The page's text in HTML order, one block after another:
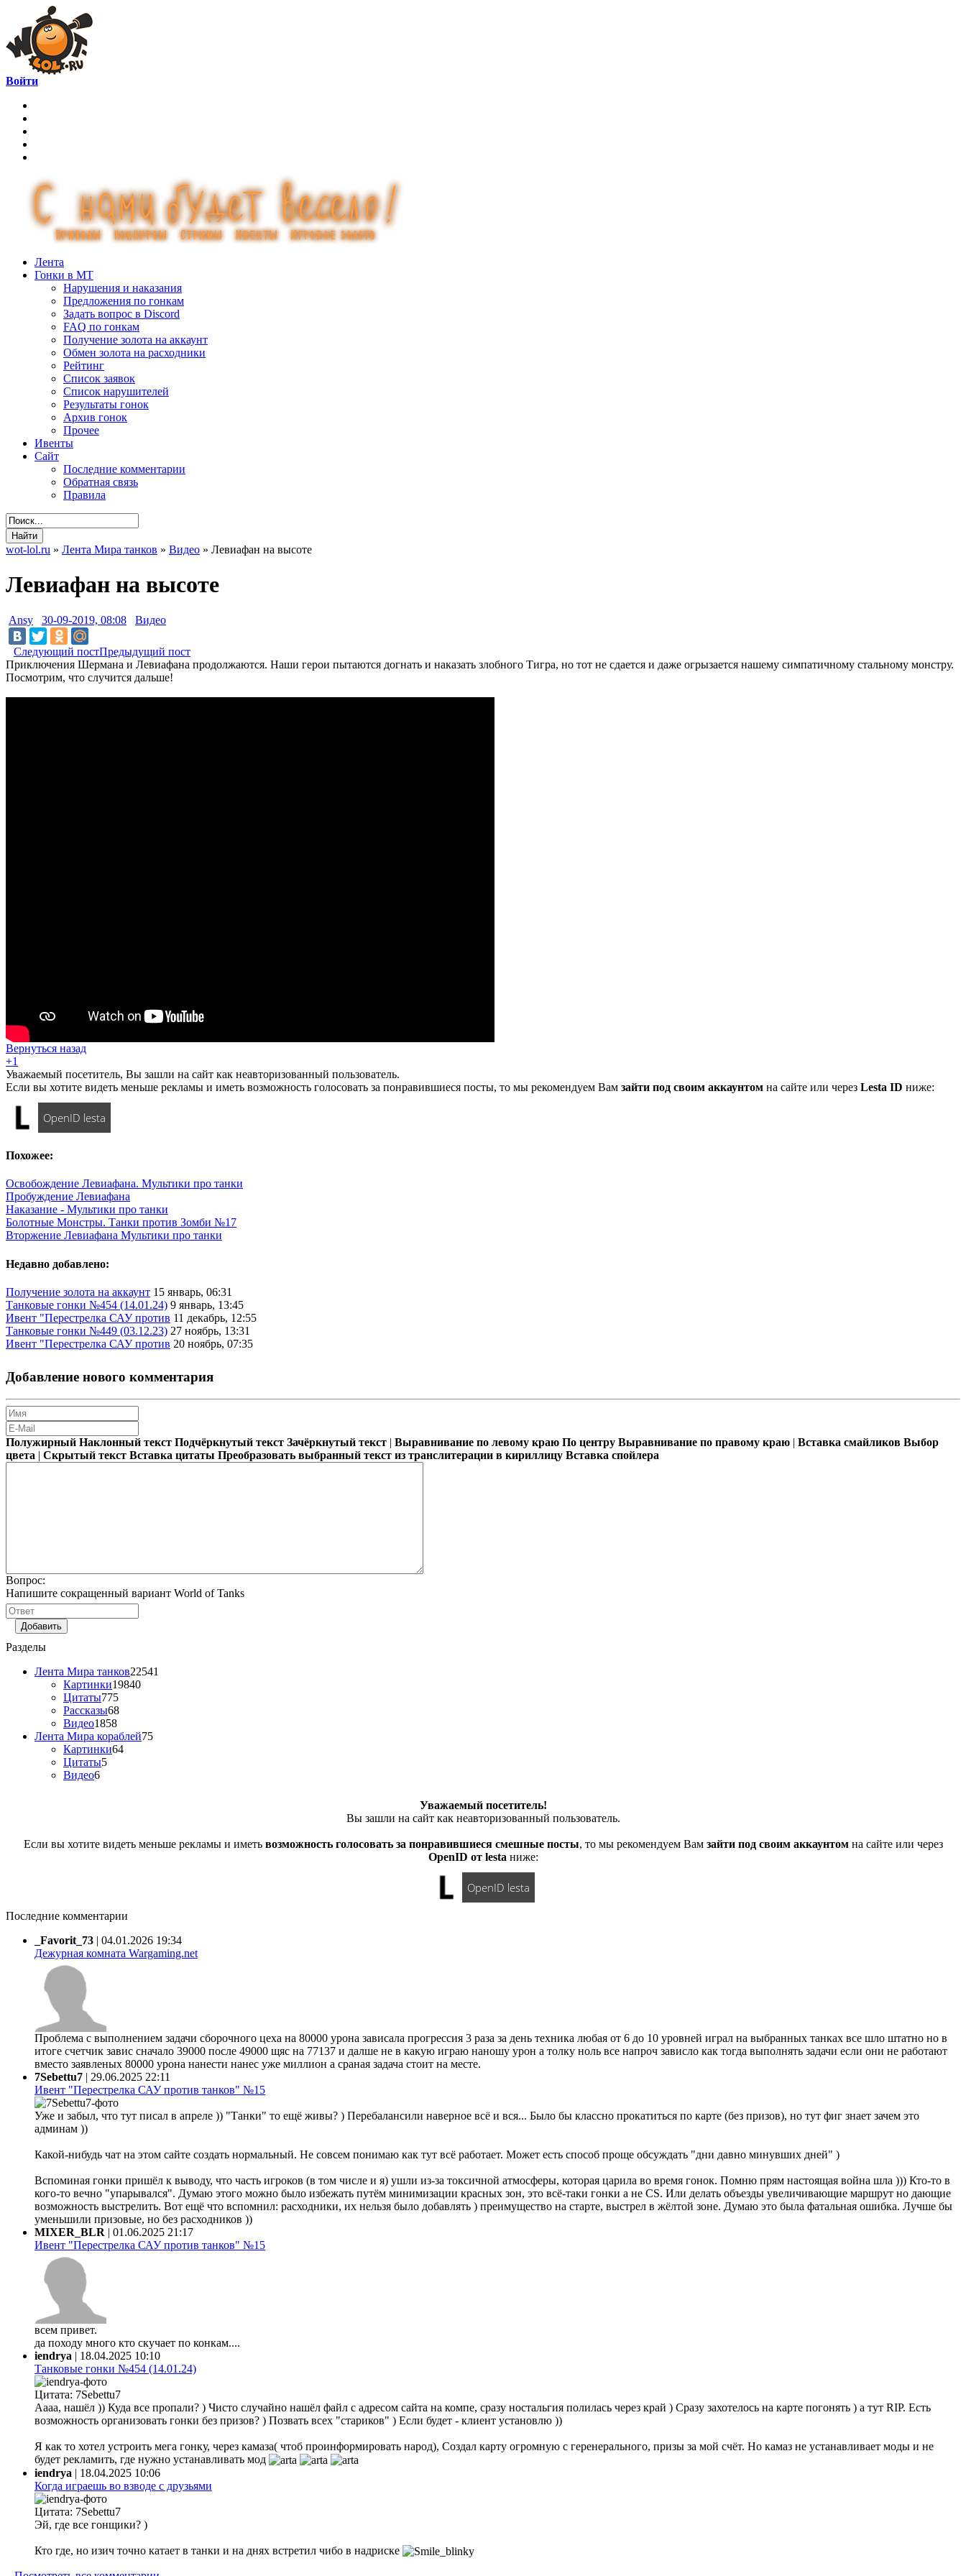
Войти
Лента
Гонки в МТ
Нарушения и наказания
Предложения по гонкам
Задать вопрос в Discord
FAQ по гонкам
Получение золота на аккаунт
Обмен золота на расходники
Рейтинг
Список заявок
Список нарушителей
Результаты гонок
Архив гонок
Прочее
Ивенты
Сайт
Последние комментарии
Обратная связь
Правила
wot-lol.ru » Лента Мира танков » Видео » Левиафан на высоте
Левиафан на высоте
Ansy 30-09-2019, 08:08 Видео
Следующий постПредыдущий пост
Приключения Шермана и Левиафана продолжаются. Наши герои пытаются догнать и наказать злобного Тигра, но тот не сдается и даже огрызается нашему симпатичному стальному монстру.
Посмотрим, что случится дальше!
Вернуться назад
+1
Уважаемый посетитель, Вы зашли на сайт как неавторизованный пользователь.
Если вы хотите видеть меньше рекламы и иметь возможность голосовать за понравившиеся посты, то мы рекомендуем Вам зайти под своим аккаунтом на сайте или через Lesta ID ниже:
OpenID lesta
Похожее:
Освобождение Левиафана. Мультики про танки
Пробуждение Левиафана
Наказание - Мультики про танки
Болотные Монстры. Танки против Зомби №17
Вторжение Левиафана Мультики про танки
Недавно добавлено:
Получение золота на аккаунт 15 январь, 06:31
Танковые гонки №454 (14.01.24) 9 январь, 13:45
Ивент "Перестрелка САУ против 11 декабрь, 12:55
Танковые гонки №449 (03.12.23) 27 ноябрь, 13:31
Ивент "Перестрелка САУ против 20 ноябрь, 07:35
Добавление нового комментария
Полужирный Наклонный текст Подчёркнутый текст Зачёркнутый текст | Выравнивание по левому краю По центру Выравнивание по правому краю | Вставка смайликов Выбор
цвета | Скрытый текст Вставка цитаты Преобразовать выбранный текст из транслитерации в кириллицу Вставка спойлера
Вопрос:
Напишите сокращенный вариант World of Tanks
Добавить
Разделы
Лента Мира танков22541
Картинки19840
Цитаты775
Рассказы68
Видео1858
Лента Мира кораблей75
Картинки64
Цитаты5
Видео6
Уважаемый посетитель!
Вы зашли на сайт как неавторизованный пользователь.
Если вы хотите видеть меньше рекламы и иметь возможность голосовать за понравившиеся смешные посты, то мы рекомендуем Вам зайти под своим аккаунтомна сайте или через
OpenID от lesta ниже:
OpenID lesta
Последние комментарии
_Favorit_73 | 04.01.2026 19:34
Дежурная комната Wargaming.net
Проблема с выполнением задачи сборочного цеха на 80000 урона зависала прогрессия 3 раза за день техника любая от 6 до 10 уровней играл на выбранных танках все шло штатно но в
итоге счетчик завис сначало 39000 после 49000 щяс на 77137 и далше не в какую играю наношу урон а толку ноль все напроч зависло как тогда выполнять задачи если они не работают
вместо заявленых 80000 урона нанести нанес уже миллион а сраная задача стоит на месте.
7Sebettu7 | 29.06.2025 22:11
Ивент "Перестрелка САУ против танков" №15
Уже и забыл, что тут писал в апреле )) "Танки" то ещё живы? ) Перебалансили наверное всё и вся... Было бы классно прокатиться по карте (без призов), но тут фиг знает зачем это
админам ))
Какой-нибудь чат на этом сайте создать нормальный. Не совсем понимаю как тут всё работает. Может есть способ проще обсуждать "дни давно минувших дней" )
Вспоминая гонки пришёл к выводу, что часть игроков (в том числе и я) ушли из-за токсичной атмосферы, которая царила во время гонок. Помню прям настоящая война шла ))) Кто-то в
кого-то вечно "упарывался". Думаю этого можно было избежать путём минимизации красных зон, это всё-таки гонки а не CS. Или делать объезды увеличивающие маршрут но дающие
возможность выстрелить. Вот ещё что вспомнил: расходники, их нельзя было добавлять ) преимущество на старте, выстрел в жёлтой зоне. Думаю это была фатальная ошибка. Лучше бы
уменьшили призовые, но без расходников ))
MIXER_BLR | 01.06.2025 21:17
Ивент "Перестрелка САУ против танков" №15
всем привет.
да походу много кто скучает по конкам....
iendrya | 18.04.2025 10:10
Танковые гонки №454 (14.01.24)
Цитата: 7Sebettu7
Аааа, нашёл )) Куда все пропали? ) Чисто случайно нашёл файл с адресом сайта на компе, сразу ностальгия полилась через край ) Сразу захотелось на карте погонять ) а тут RIP. Есть
возможность организовать гонки без призов? ) Позвать всех "стариков" ) Если будет - клиент установлю ))
Я как то хотел устроить мега гонку, через камаза( чтоб проинформировать народ), Создал карту огромную с геренерального, призы за мой счёт. Но камаз не устанавливает моды и не
будет рекламить, где нужно устанавливать мод
iendrya | 18.04.2025 10:06
Когда играешь во взводе с друзьями
Цитата: 7Sebettu7
Эй, где все гонщики? )
Кто где, но изич точно катает в танки и на днях встретил чибо в надриске